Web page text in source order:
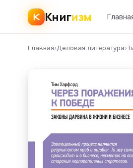
Книгизм
Главная›Деловая литература›